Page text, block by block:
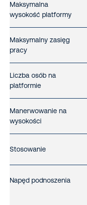
Maksymalna
wysokość platformy
Maksymalny zasięg
pracy
Liczba osób na
platformie
Manerwowanie na
wysokości
Stosowanie
Napęd podnoszenia